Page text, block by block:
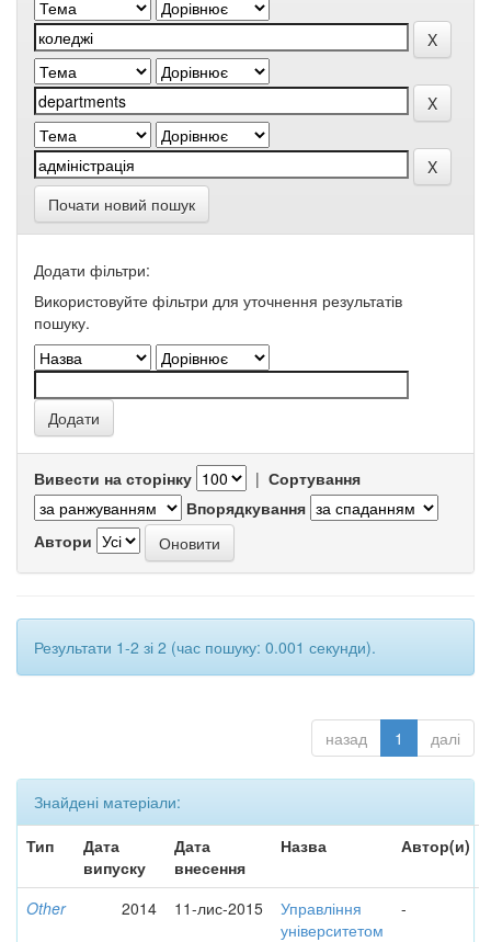
Почати новий пошук
Додати фільтри:
Використовуйте фільтри для уточнення результатів
пошуку.
Вивести на сторінку | Сортування
Впорядкування
Автори
Результати 1-2 зі 2 (час пошуку: 0.001 секунди).
назад 1 далі
Знайдені матеріали:
Тип
Дата
випуску
Дата
внесення
Назва Автор(и)
Other 2014 11-лис-2015
Управління
університетом
-